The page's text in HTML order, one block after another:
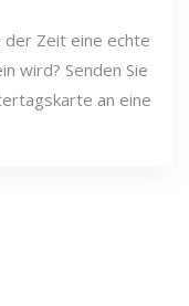
Zeit eine echte
wird? Senden Sie
an eine